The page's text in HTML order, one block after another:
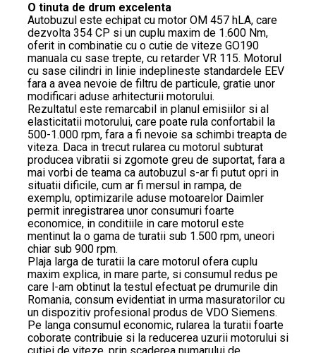
O tinuta de drum excelenta
Autobuzul este echipat cu motor OM 457 hLA, care
dezvolta 354 CP si un cuplu maxim de 1.600 Nm,
oferit in combinatie cu o cutie de viteze GO190
manuala cu sase trepte, cu retarder VR 115. Motorul
cu sase cilindri in linie indeplineste standardele EEV
fara a avea nevoie de filtru de particule, gratie unor
modificari aduse arhitecturii motorului.
Rezultatul este remarcabil in planul emisiilor si al
elasticitatii motorului, care poate rula confortabil la
500-1.000 rpm, fara a fi nevoie sa schimbi treapta de
viteza. Daca in trecut rularea cu motorul subturat
producea vibratii si zgomote greu de suportat, fara a
mai vorbi de teama ca autobuzul s-ar fi putut opri in
situatii dificile, cum ar fi mersul in rampa, de
exemplu, optimizarile aduse motoarelor Daimler
permit inregistrarea unor consumuri foarte
economice, in conditiile in care motorul este
mentinut la o gama de turatii sub 1.500 rpm, uneori
chiar sub 900 rpm.
Plaja larga de turatii la care motorul ofera cuplu
maxim explica, in mare parte, si consumul redus pe
care l-am obtinut la testul efectuat pe drumurile din
Romania, consum evidentiat in urma masuratorilor cu
un dispozitiv profesional produs de VDO Siemens.
Pe langa consumul economic, rularea la turatii foarte
coborate contribuie si la reducerea uzurii motorului si